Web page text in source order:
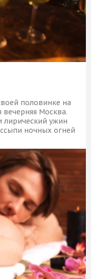
половинке на
вечерняя Москва.
лирический ужин
ночных огней
КУПИТЬ